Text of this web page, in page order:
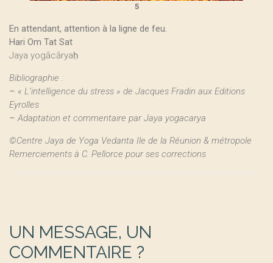
5
En attendant, attention à la ligne de feu.
Hari Om Tat Sat
Jaya yogācāryaḥ
Bibliographie :
– « L’intelligence du stress » de Jacques Fradin aux Editions
Eyrolles
– Adaptation et commentaire par Jaya yogacarya
©Centre Jaya de Yoga Vedanta Ile de la Réunion & métropole
Remerciements à C. Pellorce pour ses corrections
UN MESSAGE, UN
COMMENTAIRE ?